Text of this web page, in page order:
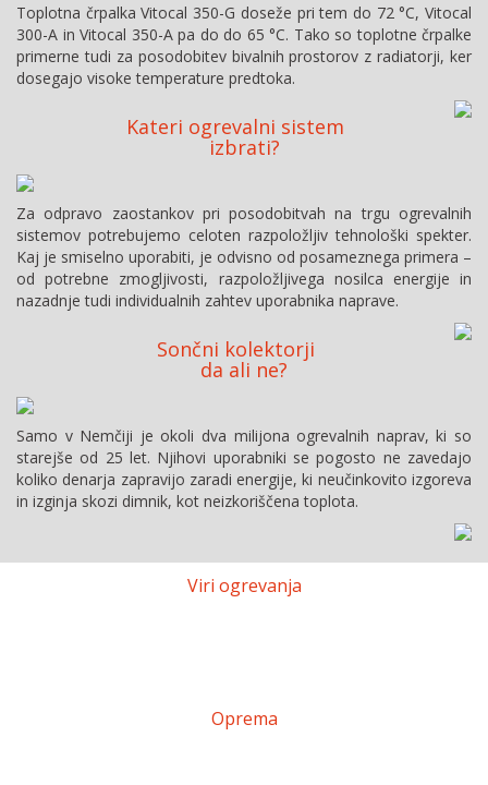
Toplotna črpalka Vitocal 350-G doseže pri tem do 72 °C, Vitocal
300-A in Vitocal 350-A pa do do 65 °C. Tako so toplotne črpalke
primerne tudi za posodobitev bivalnih prostorov z radiatorji, ker
dosegajo visoke temperature predtoka.
Kateri ogrevalni sistem
izbrati?
Za odpravo zaostankov pri posodobitvah na trgu ogrevalnih
sistemov potrebujemo celoten razpoložljiv tehnološki spekter.
Kaj je smiselno uporabiti, je odvisno od posameznega primera –
od potrebne zmogljivosti, razpoložljivega nosilca energije in
nazadnje tudi individualnih zahtev uporabnika naprave.
Sončni kolektorji
da ali ne?
Samo v Nemčiji je okoli dva milijona ogrevalnih naprav, ki so
starejše od 25 let. Njihovi uporabniki se pogosto ne zavedajo
koliko denarja zapravijo zaradi energije, ki neučinkovito izgoreva
in izginja skozi dimnik, kot neizkoriščena toplota.
Viri ogrevanja
Oprema